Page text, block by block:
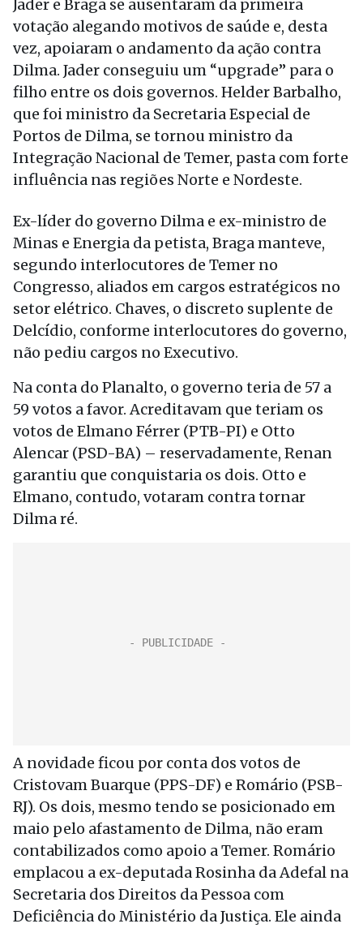
Jader e Braga se ausentaram da primeira
votação alegando motivos de saúde e, desta
vez, apoiaram o andamento da ação contra
Dilma. Jader conseguiu um “upgrade” para o
filho entre os dois governos. Helder Barbalho,
que foi ministro da Secretaria Especial de
Portos de Dilma, se tornou ministro da
Integração Nacional de Temer, pasta com forte
influência nas regiões Norte e Nordeste.
Ex-líder do governo Dilma e ex-ministro de
Minas e Energia da petista, Braga manteve,
segundo interlocutores de Temer no
Congresso, aliados em cargos estratégicos no
setor elétrico. Chaves, o discreto suplente de
Delcídio, conforme interlocutores do governo,
não pediu cargos no Executivo.
Na conta do Planalto, o governo teria de 57 a
59 votos a favor. Acreditavam que teriam os
votos de Elmano Férrer (PTB-PI) e Otto
Alencar (PSD-BA) – reservadamente, Renan
garantiu que conquistaria os dois. Otto e
Elmano, contudo, votaram contra tornar
Dilma ré.
A novidade ficou por conta dos votos de
Cristovam Buarque (PPS-DF) e Romário (PSB-
RJ). Os dois, mesmo tendo se posicionado em
maio pelo afastamento de Dilma, não eram
contabilizados como apoio a Temer. Romário
emplacou a ex-deputada Rosinha da Adefal na
Secretaria dos Direitos da Pessoa com
Deficiência do Ministério da Justiça. Ele ainda